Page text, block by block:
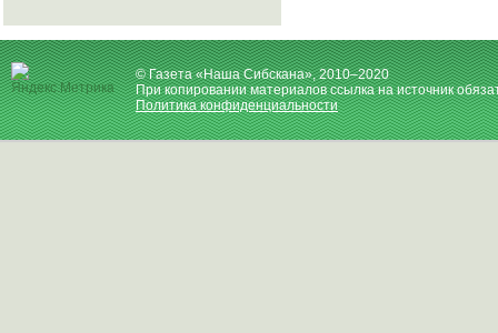
© Газета «Наша Сибскана», 2010–2020
При копировании материалов ссылка на источник
Политика конфиденциальности